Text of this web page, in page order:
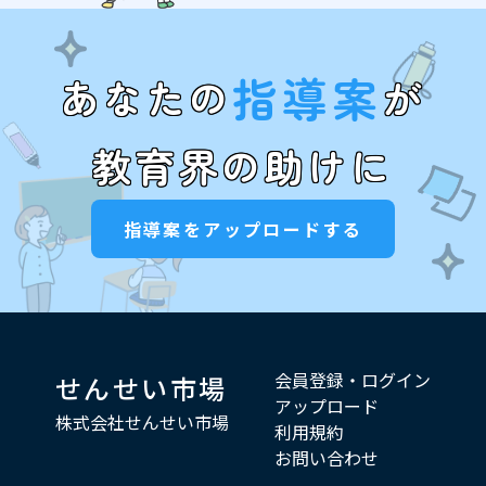
あなたの指導案が
教育界の助けに
指導案をアップロードする
せんせい市場
株式会社せんせい市場
会員登録・ログイン
アップロード
利用規約
お問い合わせ